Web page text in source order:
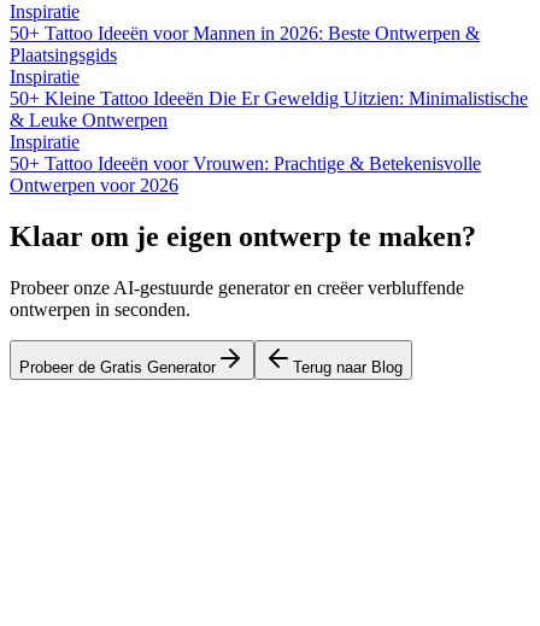
Inspiratie
50+ Tattoo Ideeën voor Mannen in 2026: Beste Ontwerpen &
Plaatsingsgids
Inspiratie
50+ Kleine Tattoo Ideeën Die Er Geweldig Uitzien: Minimalistische
& Leuke Ontwerpen
Inspiratie
50+ Tattoo Ideeën voor Vrouwen: Prachtige & Betekenisvolle
Ontwerpen voor 2026
Klaar om je eigen ontwerp te maken?
Probeer onze AI-gestuurde generator en creëer verbluffende
ontwerpen in seconden.
Probeer de Gratis Generator Terug naar Blog